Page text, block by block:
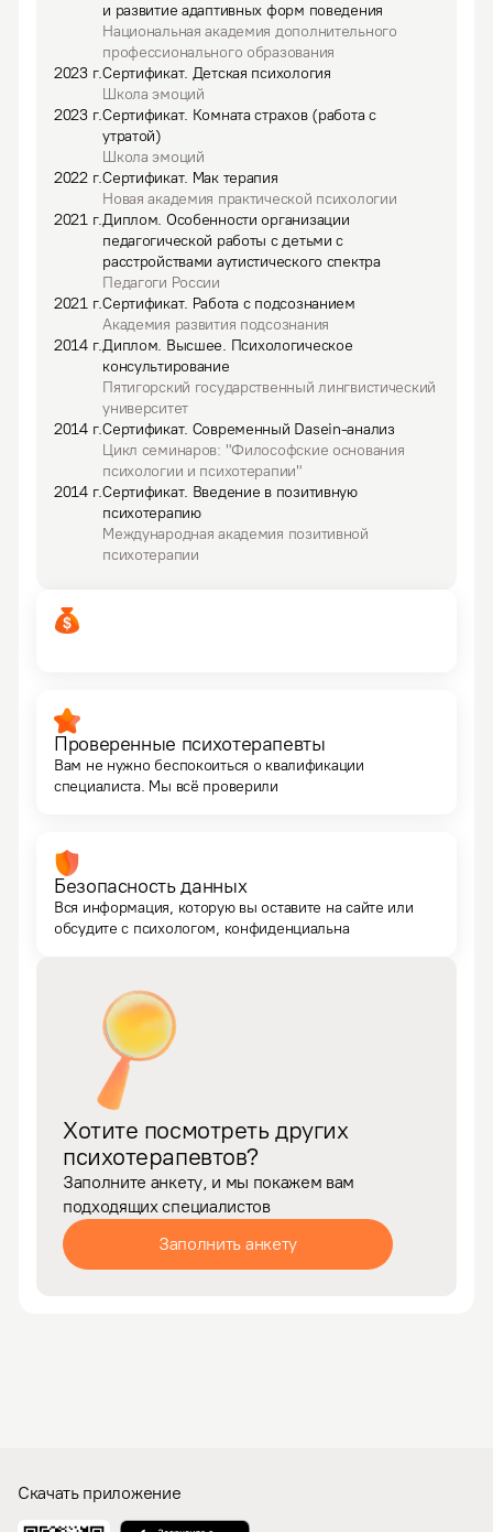
и развитие адаптивных форм поведения
Национальная академия дополнительного
профессионального образования
2023г.Сертификат. Детская психология
Школа эмоций
2023г.Сертификат. Комната страхов (работа с
утратой)
Школа эмоций
2022г.Сертификат. Мак терапия
Новая академия практической психологии
2021г.Диплом. Особенности организации
педагогической работы с детьми с
расстройствами аутистического спектра
Педагоги России
2021г.Сертификат. Работа с подсознанием
Академия развития подсознания
2014г.Диплом. Высшее. Психологическое
консультирование
Пятигорский государственный лингвистический
университет
2014г.Сертификат. Современный Dasein-анализ
Цикл семинаров: "Философские основания
психологии и психотерапии"
2014г.Сертификат. Введение в позитивную
психотерапию
Международная академия позитивной
психотерапии
Проверенные психотерапевты
Вам не нужно беспокоиться о квалификации
специалиста. Мы всё проверили
Безопасность данных
Вся информация, которую вы оставите на сайте или
обсудите с психологом, конфиденциальна
Хотите посмотреть других
психотерапевтов?
Заполните анкету, и мы покажем вам
подходящих специалистов
Заполнить анкету
Скачать приложение